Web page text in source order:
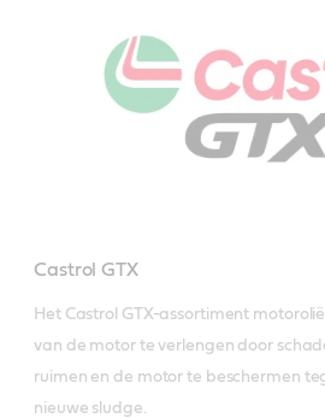
Castrol GTX
Het Castrol GTX-assortiment
van de motor te verlengen door
ruimen en de motor te beschermen
nieuwe sludge.